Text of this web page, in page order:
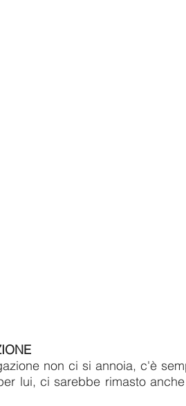
non ci si annoia, c'è
lui, ci sarebbe rimasto